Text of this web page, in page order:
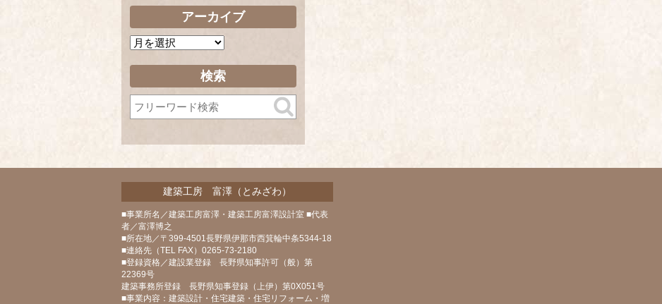
アーカイブ
ア
イ
ブ
検索
建築工房 富澤（とみざわ）
■事業所名／建築工房富澤・建築工房富澤設計室 ■代表
者／富澤博之
■所在地／〒399-4501長野県伊那市西箕輪中条5344-18
■連絡先（TEL FAX）0265-73-2180
■登録資格／建設業登録 長野県知事許可（般）第
22369号
建築事務所登録 長野県知事登録（上伊）第0X051号
■事業内容：建築設計・住宅建築・住宅リフォーム・増